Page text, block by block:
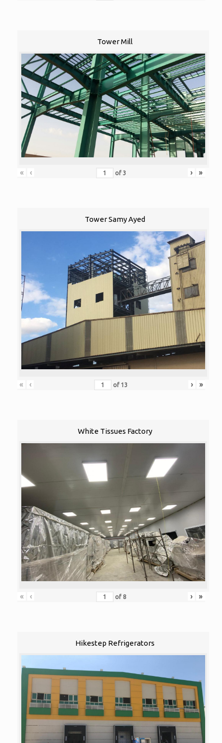
Tower Mill
« ‹ of 3 › »
Tower Samy Ayed
« ‹ of 13 › »
White Tissues Factory
« ‹ of 8 › »
Hikestep Refrigerators